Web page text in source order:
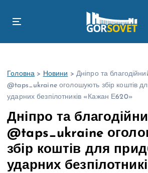
Головна > Новини > Дніпро та
@taps_ukraine оголошують збір коштів
ударних безпілотників «Кажан Е620»
Дніпро та
@taps_ukraine
збір коштів для
ударних